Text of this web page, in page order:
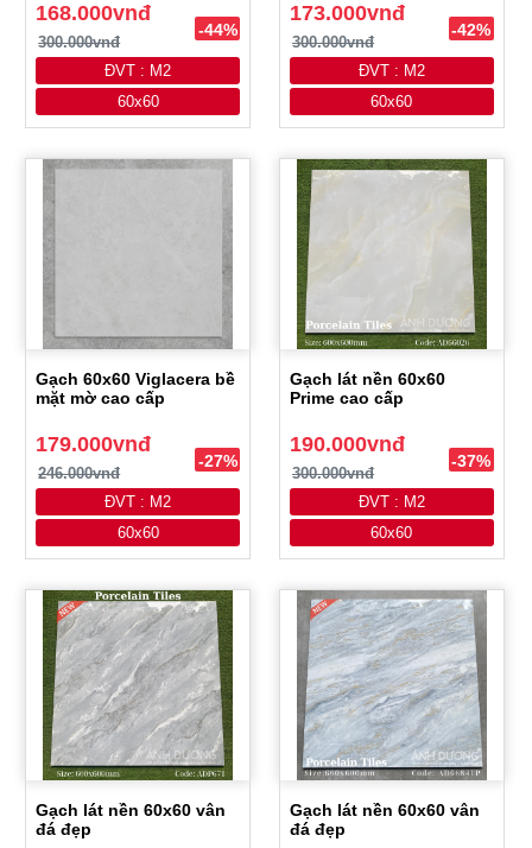
168.000vnđ
300.000vnđ
-44%
ĐVT : M2
60x60
173.000vnđ
300.000vnđ
-42%
ĐVT : M2
60x60
Gạch 60x60 Viglacera bề
mặt mờ cao cấp
179.000vnđ
246.000vnđ
-27%
ĐVT : M2
60x60
Gạch lát nền 60x60
Prime cao cấp
190.000vnđ
300.000vnđ
-37%
ĐVT : M2
60x60
Gạch lát nền 60x60 vân
đá đẹp
Gạch lát nền 60x60 vân
đá đẹp